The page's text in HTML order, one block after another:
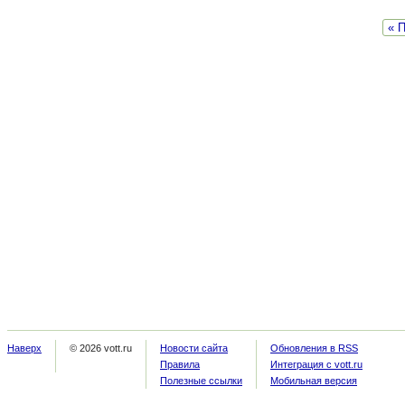
«
Наверх © 2026 vott.ru
Новости сайта
Правила
Полезные ссылки
Обновления в RSS
Интеграция с vott.ru
Мобильная версия